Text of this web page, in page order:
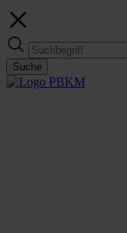
Suche